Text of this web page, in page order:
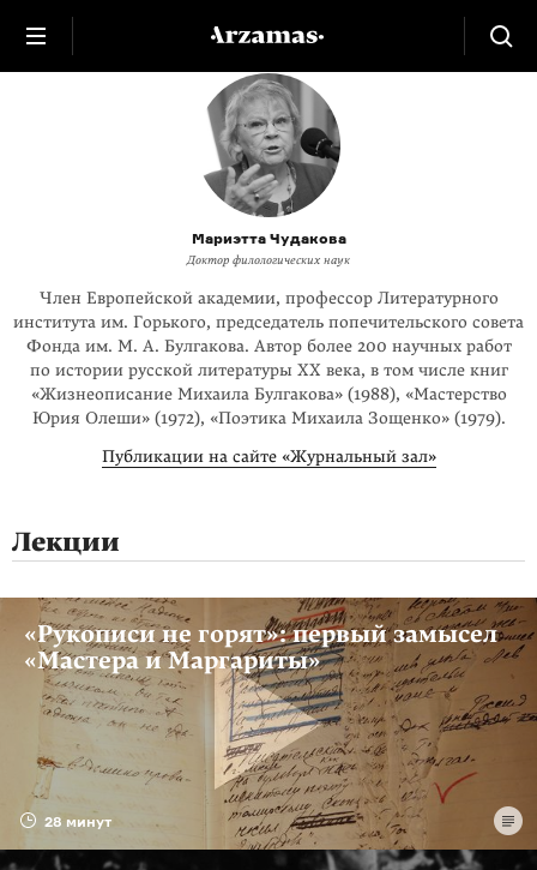
Мариэтта Чудакова
Доктор филологических наук
Член Европейской академии, профессор Литературного
института им. Горького, председатель попечительского совета
Фонда им. М. А. Булгакова. Автор более 200 научных работ
по истории русской литературы XX века, в том числе книг
«Жизнеописание Михаила Булгакова» (1988), «Мастерство
Юрия Олеши» (1972), «Поэтика Михаила Зощенко» (1979).
Публикации на сайте «Журнальный зал»
Лекции
28 минут
«Рукописи не горят»: первый замысел
«Мастера и Маргариты»